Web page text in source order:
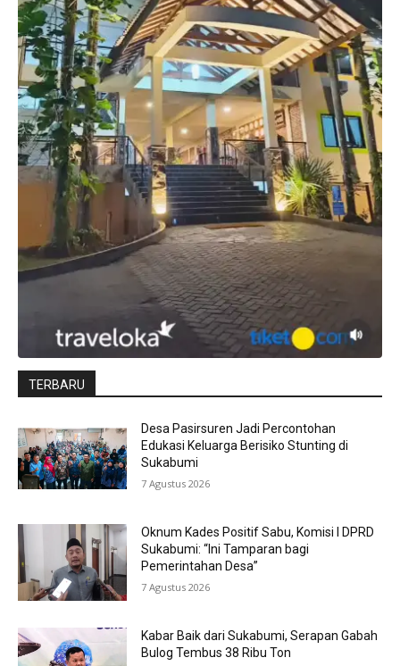
TERBARU
Desa Pasirsuren Jadi Percontohan
Edukasi Keluarga Berisiko Stunting di
Sukabumi
7 Agustus 2026
Oknum Kades Positif Sabu, Komisi I DPRD
Sukabumi: “Ini Tamparan bagi
Pemerintahan Desa”
7 Agustus 2026
Kabar Baik dari Sukabumi, Serapan Gabah
Bulog Tembus 38 Ribu Ton